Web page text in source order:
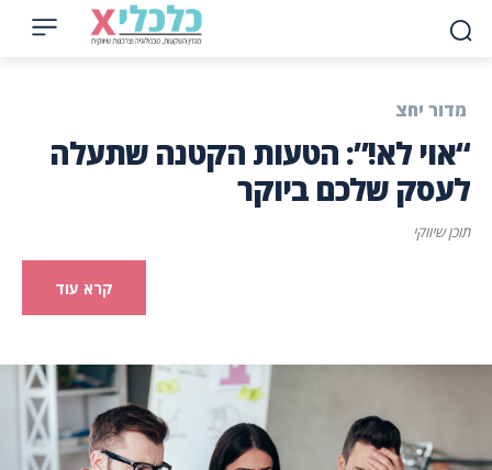
מדור יחצ
“אוי לא!”: הטעות הקטנה שתעלה
לעסק שלכם ביוקר
תוכן שיווקי
קרא עוד